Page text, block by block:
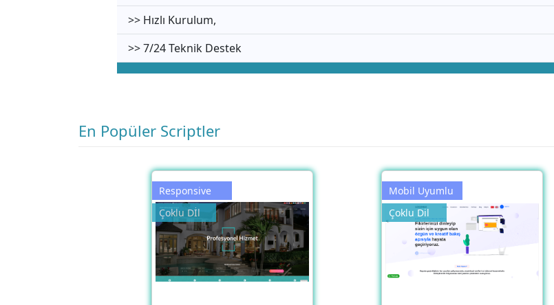
>> Hızlı Kurulum,
>> 7/24 Teknik Destek
En Popüler Scriptler
Responsive
Çoklu Dİl
Mobil Uyumlu
Çoklu Dil